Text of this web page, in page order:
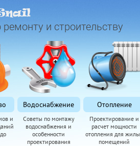
и строительству
и
Водоснабжение
Советы по монтажу
водоснабжения и
особенности
проектирования
Отопление
Проектирование и
расчет мощности
отопления для
помещений